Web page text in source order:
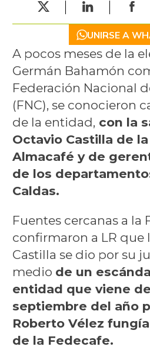
UNIRSE A
A pocos meses de la
Germán Bahamón
Federación Nacional
(FNC), se conocieron
de la entidad, con la
Octavio Castilla de
Almacafé y de
de los
Caldas.
Fuentes cercanas a la
confirmaron a LR que
Castilla se dio por su
medio de un
entidad que viene
septiembre del año
Roberto Vélez
de la Fedecafe.